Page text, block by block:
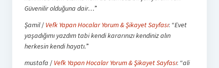
Güvenilir olduğuna dair…”
Şamil/ Vefk Yapan Hocalar Yorum & Şikayet Sayfası: “Evet
yaşadığımı yazdım tabi kendi kararınızı kendiniz alın
herkesin kendi hayatı.”
mustafa / Vefk Yapan Hocalar Yorum & Şikayet Sayfası: “ali